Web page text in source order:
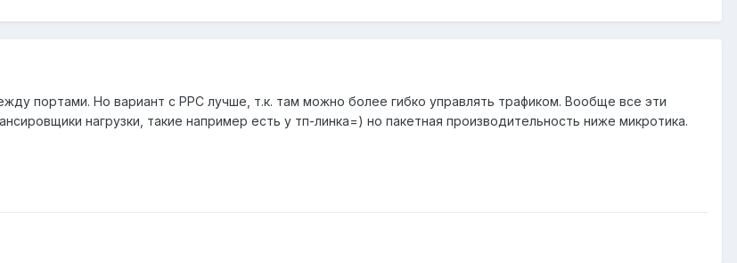
портами. Но вариант с PPC лучше, т.к. там можно более гибко управлять трафиком. Вообще все эти
нагрузки, такие например есть у тп-линка=) но пакетная производительность ниже микротика.